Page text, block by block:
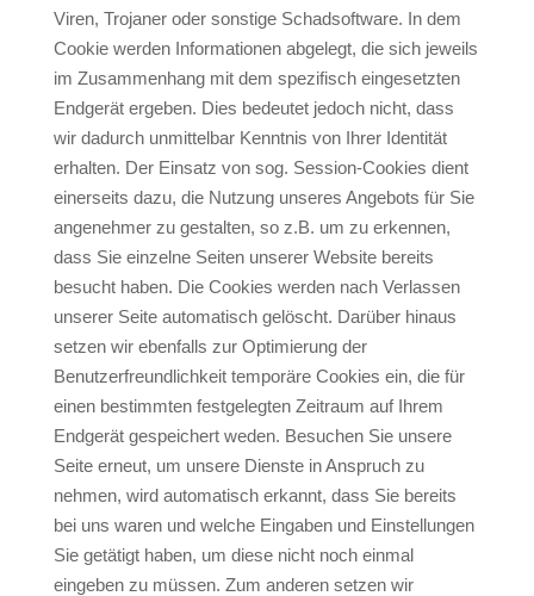
Viren, Trojaner oder sonstige Schadsoftware. In dem
Cookie werden Informationen abgelegt, die sich jeweils
im Zusammenhang mit dem spezifisch eingesetzten
Endgerät ergeben. Dies bedeutet jedoch nicht, dass
wir dadurch unmittelbar Kenntnis von Ihrer Identität
erhalten. Der Einsatz von sog. Session-Cookies dient
einerseits dazu, die Nutzung unseres Angebots für Sie
angenehmer zu gestalten, so z.B. um zu erkennen,
dass Sie einzelne Seiten unserer Website bereits
besucht haben. Die Cookies werden nach Verlassen
unserer Seite automatisch gelöscht. Darüber hinaus
setzen wir ebenfalls zur Optimierung der
Benutzerfreundlichkeit temporäre Cookies ein, die für
einen bestimmten festgelegten Zeitraum auf Ihrem
Endgerät gespeichert weden. Besuchen Sie unsere
Seite erneut, um unsere Dienste in Anspruch zu
nehmen, wird automatisch erkannt, dass Sie bereits
bei uns waren und welche Eingaben und Einstellungen
Sie getätigt haben, um diese nicht noch einmal
eingeben zu müssen. Zum anderen setzen wir